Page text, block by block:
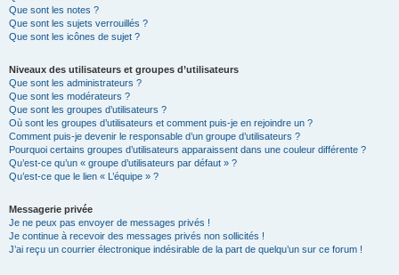
Que sont les notes ?
Que sont les sujets verrouillés ?
Que sont les icônes de sujet ?
Niveaux des utilisateurs et groupes d’utilisateurs
Que sont les administrateurs ?
Que sont les modérateurs ?
Que sont les groupes d’utilisateurs ?
Où sont les groupes d’utilisateurs et comment puis-je en rejoindre un ?
Comment puis-je devenir le responsable d’un groupe d’utilisateurs ?
Pourquoi certains groupes d’utilisateurs apparaissent dans une couleur différente ?
Qu’est-ce qu’un « groupe d’utilisateurs par défaut » ?
Qu’est-ce que le lien « L’équipe » ?
Messagerie privée
Je ne peux pas envoyer de messages privés !
Je continue à recevoir des messages privés non sollicités !
J’ai reçu un courrier électronique indésirable de la part de quelqu’un sur ce forum !